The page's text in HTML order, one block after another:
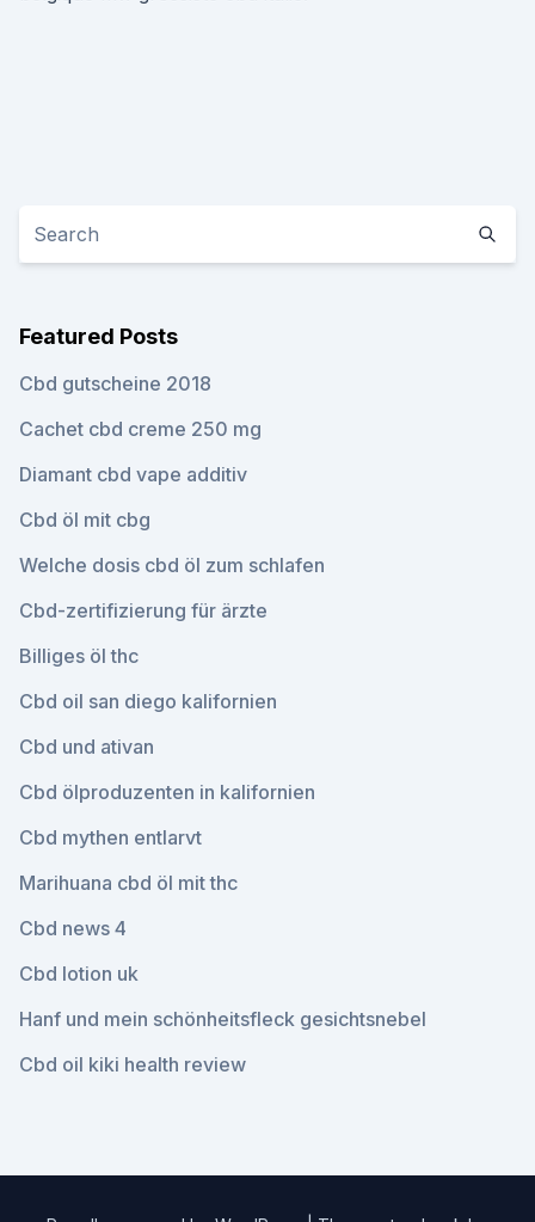
Featured Posts
Cbd gutscheine 2018
Cachet cbd creme 250 mg
Diamant cbd vape additiv
Cbd öl mit cbg
Welche dosis cbd öl zum schlafen
Cbd-zertifizierung für ärzte
Billiges öl thc
Cbd oil san diego kalifornien
Cbd und ativan
Cbd ölproduzenten in kalifornien
Cbd mythen entlarvt
Marihuana cbd öl mit thc
Cbd news 4
Cbd lotion uk
Hanf und mein schönheitsfleck gesichtsnebel
Cbd oil kiki health review